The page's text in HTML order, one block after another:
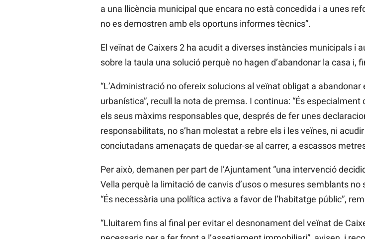
a una llicència municipal que encara no està concedida i a unes
no es demostren amb els oportuns informes tècnics”.
El veïnat de Caixers 2 ha acudit a diverses instàncies municipals i
sobre la taula una solució perquè no hagen d’abandonar la casa i,
“L’Administració no ofereix solucions al veïnat obligat a
urbanística”, recull la nota de premsa. I continua: “És
els seus màxims responsables que, després de fer unes
responsabilitats, no s’han molestat a rebre els i les veïnes, ni
conciutadans amenaçats de quedar-se al carrer, a escassos
Per això, demanen per part de l’Ajuntament “una intervenció
Vella perquè la limitació de canvis d’usos o mesures semblants no
“És necessària una política activa a favor de l’habitatge públic”,
“Lluitarem fins al final per evitar el desnonament del veïnat de